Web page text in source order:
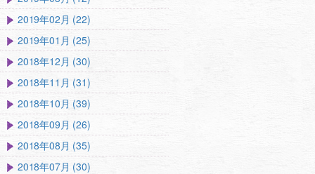
2019年02月 (22)
2019年01月 (25)
2018年12月 (30)
2018年11月 (31)
2018年10月 (39)
2018年09月 (26)
2018年08月 (35)
2018年07月 (30)